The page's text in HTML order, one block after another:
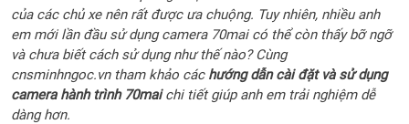
của các chủ xe nên rất được ưa chuộng. Tuy nhiên, nhiều anh
em mới lần đầu sử dụng camera 70mai có thể còn thấy bỡ ngỡ
và chưa biết cách sử dụng như thế nào? Cùng
cnsminhngoc.vn tham khảo các hướng dẫn cài đặt và sử dụng
camera hành trình 70maichi tiết giúp anh em trải nghiệm dễ
dàng hơn.